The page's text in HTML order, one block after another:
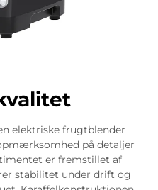
elektriske frugtblender
på detaljer
er fremstillet af
stabilitet under drift og